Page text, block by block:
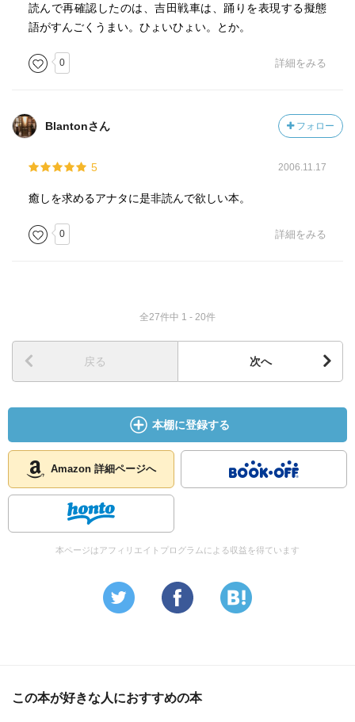
読んで再確認したのは、吉田戦車は、踊りを表現する擬態
語がすんごくうまい。ひょいひょい。とか。
0 詳細をみる
Blantonさん フォロー
5 2006.11.17
癒しを求めるアナタに是非読んで欲しい本。
0 詳細をみる
全27件中 1 - 20件
戻る 次へ
本棚に登録する
Amazon 詳細ページへ
本ページはアフィリエイトプログラムによる収益を得ています
この本が好きな人におすすめの本